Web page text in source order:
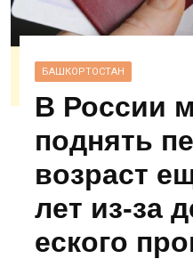
БАШКОРТОСТАН
В России
поднять
возраст
лет из‑за
еского